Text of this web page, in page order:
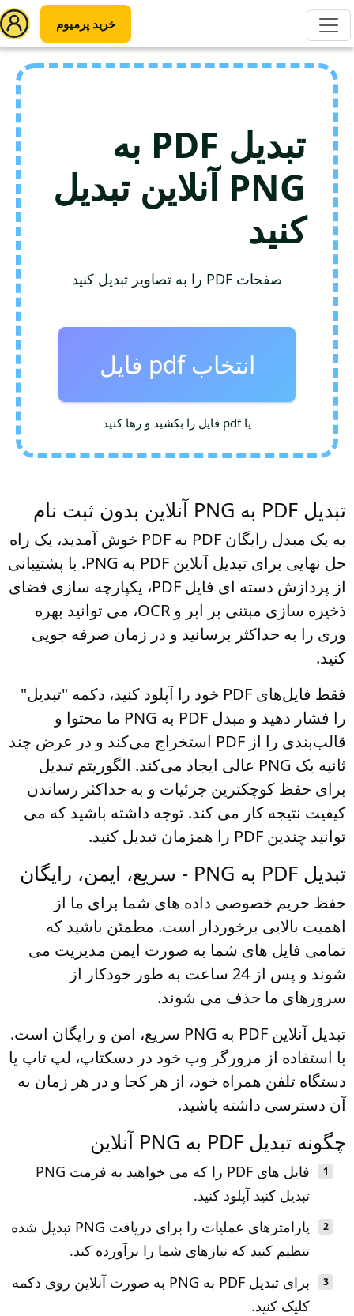
خرید پرمیوم
تبدیل PDF به
PNG آنلاین تبدیل
کنید
صفحات PDF را به تصاویر تبدیل کنید
انتخاب pdf فایل
یا pdf فایل را بکشید و رها کنید
تبدیل PDF به PNG آنلاین بدون ثبت نام
به یک مبدل رایگان PDF به PDF خوش آمدید، یک راه
حل نهایی برای تبدیل آنلاین PDF به PNG. با پشتیبانی
از پردازش دسته ای فایل PDF، یکپارچه سازی فضای
ذخیره سازی مبتنی بر ابر و OCR، می توانید بهره
وری را به حداکثر برسانید و در زمان صرفه جویی
کنید.
فقط فایل‌های PDF خود را آپلود کنید، دکمه "تبدیل"
را فشار دهید و مبدل PDF به PNG ما محتوا و
قالب‌بندی را از PDF استخراج می‌کند و در عرض چند
ثانیه یک PNG عالی ایجاد می‌کند. الگوریتم تبدیل
برای حفظ کوچکترین جزئیات و به حداکثر رساندن
کیفیت نتیجه کار می کند. توجه داشته باشید که می
توانید چندین PDF را همزمان تبدیل کنید.
تبدیل PDF به PNG - سریع، ایمن، رایگان
حفظ حریم خصوصی داده های شما برای ما از
اهمیت بالایی برخوردار است. مطمئن باشید که
تمامی فایل های شما به صورت ایمن مدیریت می
شوند و پس از 24 ساعت به طور خودکار از
سرورهای ما حذف می شوند.
تبدیل آنلاین PDF به PNG سریع، امن و رایگان است.
با استفاده از مرورگر وب خود در دسکتاپ، لپ تاپ یا
دستگاه تلفن همراه خود، از هر کجا و در هر زمان به
آن دسترسی داشته باشید.
چگونه تبدیل PDF به PNG آنلاین
فایل های PDF را که می خواهید به فرمت PNG
تبدیل کنید آپلود کنید.
پارامترهای عملیات را برای دریافت PNG تبدیل شده
تنظیم کنید که نیازهای شما را برآورده کند.
برای تبدیل PDF به PNG به صورت آنلاین روی دکمه
کلیک کنید.